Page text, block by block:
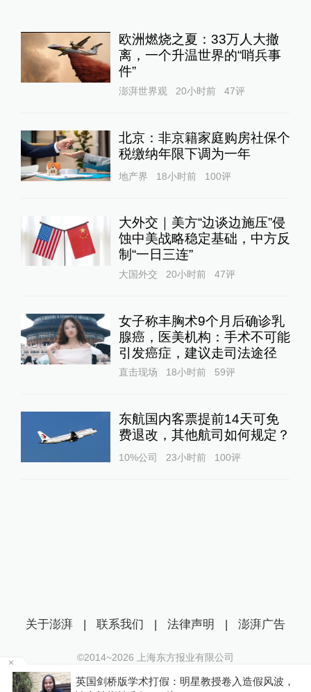
欧洲燃烧之夏：33万人大撤
离，一个升温世界的“哨兵事
件”
澎湃世界观 20小时前 47评
北京：非京籍家庭购房社保个
税缴纳年限下调为一年
地产界 18小时前 100评
大外交｜美方“边谈边施压”侵
蚀中美战略稳定基础，中方反
制“一日三连”
大国外交 20小时前 47评
女子称丰胸术9个月后确诊乳
腺癌，医美机构：手术不可能
引发癌症，建议走司法途径
直击现场 18小时前 59评
东航国内客票提前14天可免
费退改，其他航司如何规定？
10%公司 23小时前 100评
英国剑桥版学术打假：明星教授卷入造假风波，
关于澎湃 | 联系我们 | 法律声明 | 澎湃广告
©2014~2026 上海东方报业有限公司
沪ICP证：沪B2-20170116 | 沪ICP备14003370号